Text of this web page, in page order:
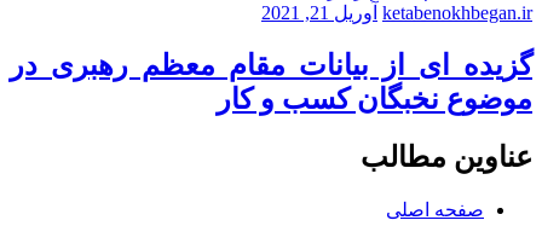
ketabenokhbegan.ir آوریل 21, 2021
گزیده ای از بیانات مقام معظم رهبری در
موضوع نخبگان کسب و کار
عناوین مطالب
صفحه اصلی